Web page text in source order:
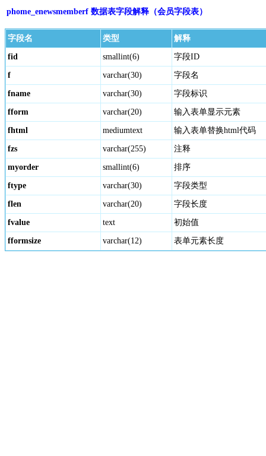
phome_enewsmemberf 数据表字段解释（会员字段表）
字段名 类型 解释
fid smallint(6) 字段ID
f varchar(30) 字段名
fname varchar(30) 字段标识
fform varchar(20) 输入表单显示元素
fhtml mediumtext 输入表单替换html代码
fzs varchar(255) 注释
myorder smallint(6) 排序
ftype varchar(30) 字段类型
flen varchar(20) 字段长度
fvalue text 初始值
fformsize varchar(12) 表单元素长度